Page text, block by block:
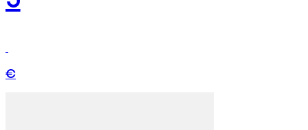
€